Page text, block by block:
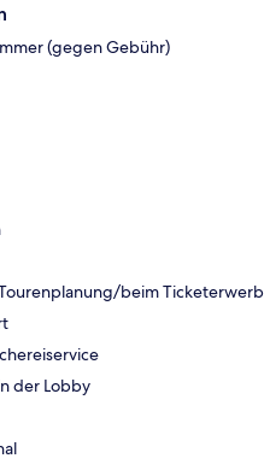
(gegen Gebühr)
beim Ticketerwerb
der Lobby